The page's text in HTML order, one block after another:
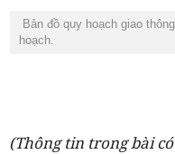
Bản đồ quy hoạch giao
hoạch.
(Thông tin trong bài